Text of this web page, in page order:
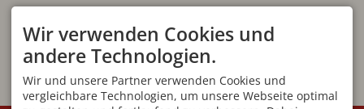
Wir verwenden Cookies und
andere Technologien.
Wir und unsere Partner verwenden Cookies und
vergleichbare Technologien, um unsere Webseite optimal